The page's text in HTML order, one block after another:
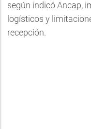
según indicó Ancap,
logísticos y
recepción.